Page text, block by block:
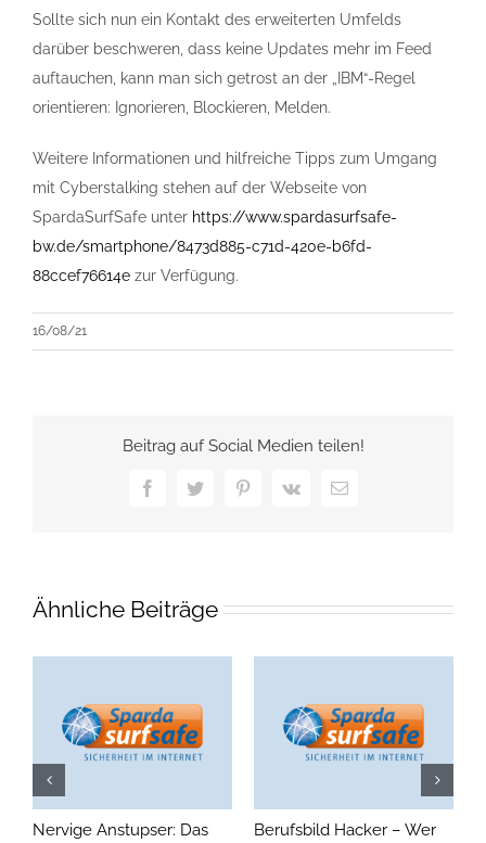
Sollte sich nun ein Kontakt des erweiterten Umfelds
darüber beschweren, dass keine Updates mehr im Feed
auftauchen, kann man sich getrost an der „IBM“-Regel
orientieren: Ignorieren, Blockieren, Melden.
Weitere Informationen und hilfreiche Tipps zum Umgang
mit Cyberstalking stehen auf der Webseite von
SpardaSurfSafe unter https://www.spardasurfsafe-
bw.de/smartphone/8473d885-c71d-420e-b6fd-
88ccef76614e zur Verfügung.
16/08/21
Beitrag auf Social Medien teilen!
FacebookTwitterPinterest
Vk
E-
Ähnliche Beiträge
Nervige Anstupser: Das
Berufsbild Hacker – Wer